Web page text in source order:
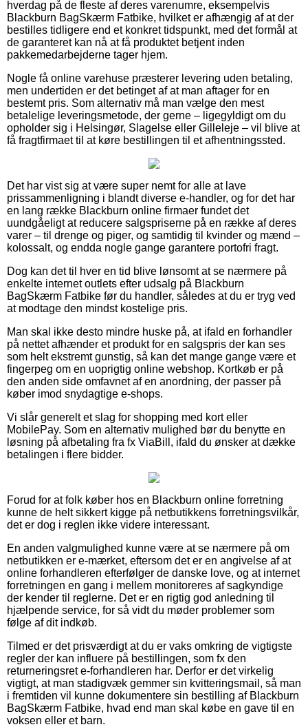
hverdag på de fleste af deres varenumre, eksempelvis
Blackburn BagSkærm Fatbike, hvilket er afhængig af at der
bestilles tidligere end et konkret tidspunkt, med det formål at
de garanteret kan nå at få produktet betjent inden
pakkemedarbejderne tager hjem.
Nogle få online varehuse præsterer levering uden betaling,
men undertiden er det betinget af at man aftager for en
bestemt pris. Som alternativ må man vælge den mest
betalelige leveringsmetode, der gerne – ligegyldigt om du
opholder sig i Helsingør, Slagelse eller Gilleleje – vil blive at
få fragtfirmaet til at køre bestillingen til et afhentningssted.
Det har vist sig at være super nemt for alle at lave
prissammenligning i blandt diverse e-handler, og for det har
en lang række Blackburn online firmaer fundet det
uundgåeligt at reducere salgspriserne på en række af deres
varer – til drenge og piger, og samtidig til kvinder og mænd –
kolossalt, og endda nogle gange garantere portofri fragt.
Dog kan det til hver en tid blive lønsomt at se nærmere på
enkelte internet outlets efter udsalg på Blackburn
BagSkærm Fatbike før du handler, således at du er tryg ved
at modtage den mindst kostelige pris.
Man skal ikke desto mindre huske på, at ifald en forhandler
på nettet afhænder et produkt for en salgspris der kan ses
som helt ekstremt gunstig, så kan det mange gange være et
fingerpeg om en uoprigtig online webshop. Kortkøb er på
den anden side omfavnet af en anordning, der passer på
køber imod snydagtige e-shops.
Vi slår generelt et slag for shopping med kort eller
MobilePay. Som en alternativ mulighed bør du benytte en
løsning på afbetaling fra fx ViaBill, ifald du ønsker at dække
betalingen i flere bidder.
Forud for at folk køber hos en Blackburn online forretning
kunne de helt sikkert kigge på netbutikkens forretningsvilkår,
det er dog i reglen ikke videre interessant.
En anden valgmulighed kunne være at se nærmere på om
netbutikken er e-mærket, eftersom det er en angivelse af at
online forhandleren efterfølger de danske love, og at internet
forretningen en gang i mellem monitoreres af sagkyndige
der kender til reglerne. Det er en rigtig god anledning til
hjælpende service, for så vidt du møder problemer som
følge af dit indkøb.
Tilmed er det prisværdigt at du er vaks omkring de vigtigste
regler der kan influere på bestillingen, som fx den
returneringsret e-forhandleren har. Derfor er det virkelig
vigtigt, at man stadigvæk gemmer sin kvitteringsmail, så man
i fremtiden vil kunne dokumentere sin bestilling af Blackburn
BagSkærm Fatbike, hvad end man skal købe en gave til en
voksen eller et barn.